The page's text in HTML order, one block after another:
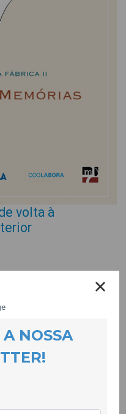
volta à
ao projecto
com a CooLabora, com o
a Capital da Cultura
no dia 14 de Janeiro,
os novelos de